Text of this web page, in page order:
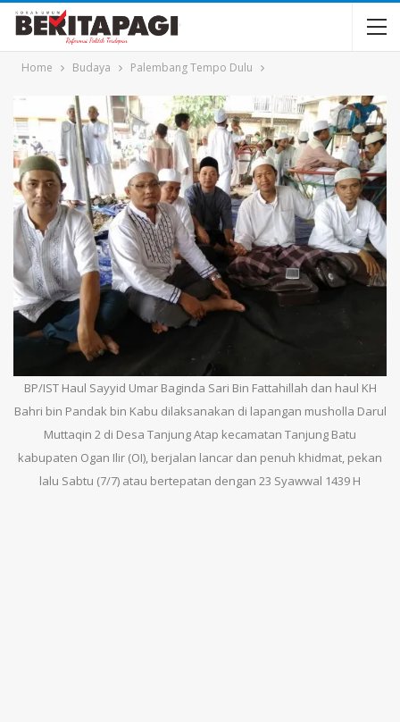
Home Budaya Palembang Tempo Dulu
BP/IST Haul Sayyid Umar Baginda Sari Bin Fattahillah dan haul KH
Bahri bin Pandak bin Kabu dilaksanakan di lapangan musholla Darul
Muttaqin 2 di Desa Tanjung Atap kecamatan Tanjung Batu
kabupaten Ogan Ilir (OI), berjalan lancar dan penuh khidmat, pekan
lalu Sabtu (7/7) atau bertepatan dengan 23 Syawwal 1439 H